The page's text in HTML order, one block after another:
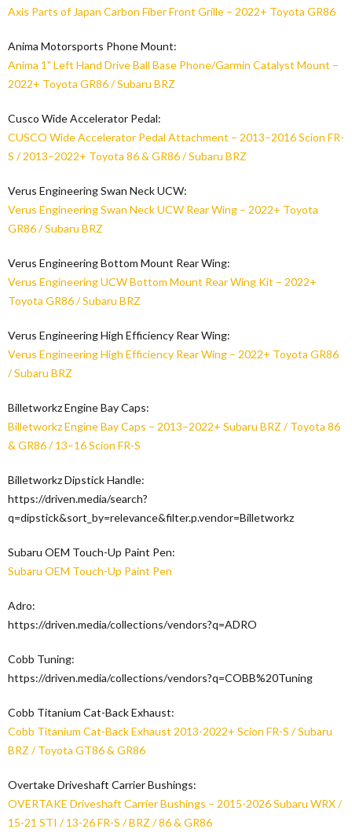
Axis Parts of Japan Carbon Fiber Front Grille – 2022+ Toyota GR86
Anima Motorsports Phone Mount:
Anima 1" Left Hand Drive Ball Base Phone/Garmin Catalyst Mount –
2022+ Toyota GR86 / Subaru BRZ
Cusco Wide Accelerator Pedal:
CUSCO Wide Accelerator Pedal Attachment – 2013–2016 Scion FR-
S / 2013–2022+ Toyota 86 & GR86 / Subaru BRZ
Verus Engineering Swan Neck UCW:
Verus Engineering Swan Neck UCW Rear Wing – 2022+ Toyota
GR86 / Subaru BRZ
Verus Engineering Bottom Mount Rear Wing:
Verus Engineering UCW Bottom Mount Rear Wing Kit – 2022+
Toyota GR86 / Subaru BRZ
Verus Engineering High Efficiency Rear Wing:
Verus Engineering High Efficiency Rear Wing – 2022+ Toyota GR86
/ Subaru BRZ
Billetworkz Engine Bay Caps:
Billetworkz Engine Bay Caps – 2013–2022+ Subaru BRZ / Toyota 86
& GR86 / 13–16 Scion FR-S
Billetworkz Dipstick Handle:
https://driven.media/search?
q=dipstick&sort_by=relevance&filter.p.vendor=Billetworkz
Subaru OEM Touch-Up Paint Pen:
Subaru OEM Touch-Up Paint Pen
Adro:
https://driven.media/collections/vendors?q=ADRO
Cobb Tuning:
https://driven.media/collections/vendors?q=COBB%20Tuning
Cobb Titanium Cat-Back Exhaust:
Cobb Titanium Cat-Back Exhaust 2013-2022+ Scion FR-S / Subaru
BRZ / Toyota GT86 & GR86
Overtake Driveshaft Carrier Bushings:
OVERTAKE Driveshaft Carrier Bushings – 2015-2026 Subaru WRX /
15-21 STI / 13-26 FR-S / BRZ / 86 & GR86